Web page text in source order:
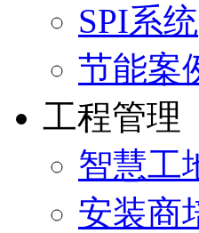
SPI系统
节能案
工程管理
智慧工
安装商